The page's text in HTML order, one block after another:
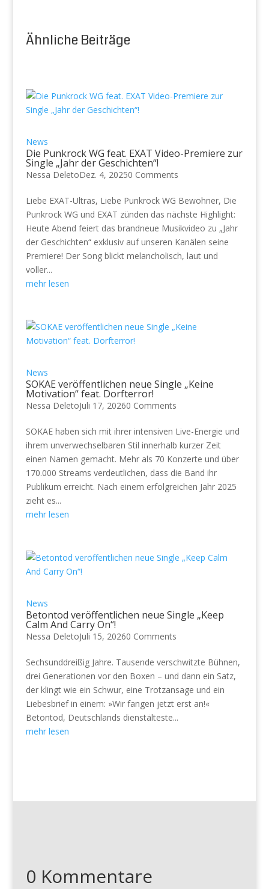
Ähnliche Beiträge
News
Die Punkrock WG feat. EXAT Video-Premiere zur
Single „Jahr der Geschichten“!
Nessa DeletoDez. 4, 20250 Comments
Liebe EXAT-Ultras, Liebe Punkrock WG Bewohner, Die
Punkrock WG und EXAT zünden das nächste Highlight:
Heute Abend feiert das brandneue Musikvideo zu „Jahr
der Geschichten“ exklusiv auf unseren Kanälen seine
Premiere! Der Song blickt melancholisch, laut und
voller...
mehr lesen
News
SOKAE veröffentlichen neue Single „Keine
Motivation“ feat. Dorfterror!
Nessa DeletoJuli 17, 20260 Comments
SOKAE haben sich mit ihrer intensiven Live-Energie und
ihrem unverwechselbaren Stil innerhalb kurzer Zeit
einen Namen gemacht. Mehr als 70 Konzerte und über
170.000 Streams verdeutlichen, dass die Band ihr
Publikum erreicht. Nach einem erfolgreichen Jahr 2025
zieht es...
mehr lesen
News
Betontod veröffentlichen neue Single „Keep
Calm And Carry On“!
Nessa DeletoJuli 15, 20260 Comments
Sechsunddreißig Jahre. Tausende verschwitzte Bühnen,
drei Generationen vor den Boxen – und dann ein Satz,
der klingt wie ein Schwur, eine Trotzansage und ein
Liebesbrief in einem: »Wir fangen jetzt erst an!«
Betontod, Deutschlands dienstälteste...
mehr lesen
0 Kommentare